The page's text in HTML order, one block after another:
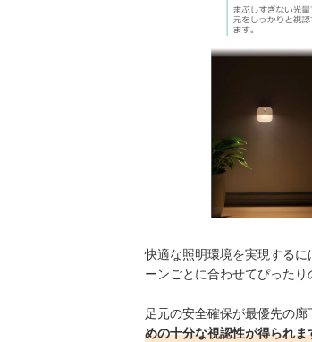
快適な照明環境を実現する
ーンごとに合わせてぴったり
足元の安全確保が最優先の廊
めの十分な視認性が得られま